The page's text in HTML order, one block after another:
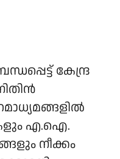
കേന്ദ്ര
എ.ഐ.
നീക്കം